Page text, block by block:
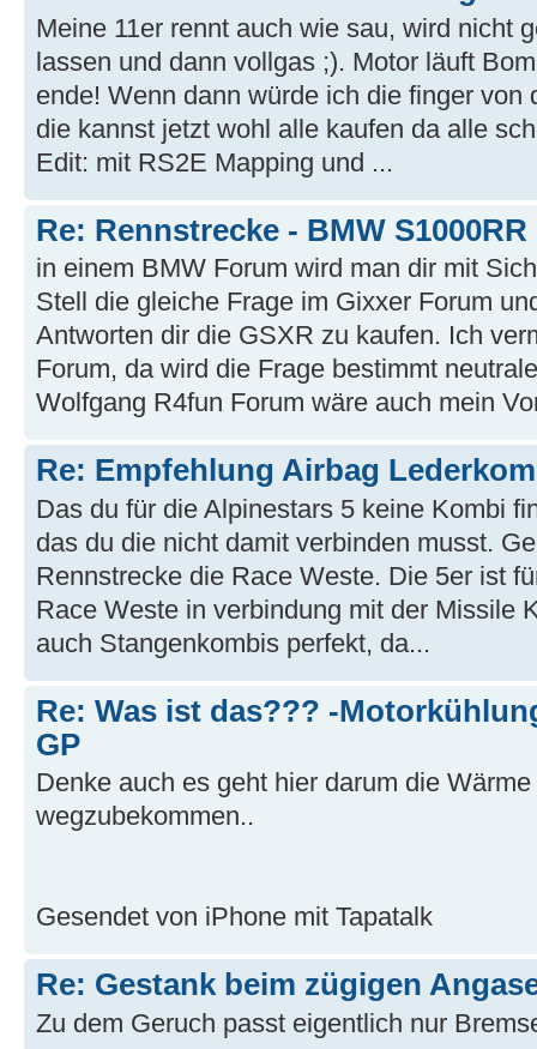
Meine 11er rennt auch wie sau, wird nicht
lassen und dann vollgas ;). Motor läuft
ende! Wenn dann würde ich die finger von
die kannst jetzt wohl alle kaufen da alle
Edit: mit RS2E Mapping und ...
Re: Rennstrecke - BMW
in einem BMW Forum wird man dir mit
Stell die gleiche Frage im Gixxer Forum
Antworten dir die GSXR zu kaufen. Ich
Forum, da wird die Frage bestimmt
Wolfgang R4fun Forum wäre auch mein
Re: Empfehlung Airbag
Das du für die Alpinestars 5 keine Kombi
das du die nicht damit verbinden musst.
Rennstrecke die Race Weste. Die 5er ist
Race Weste in verbindung mit der Missile
auch Stangenkombis perfekt, da...
Re: Was ist das??? -
GP
Denke auch es geht hier darum die Wärme
wegzubekommen..
Gesendet von iPhone mit Tapatalk
Re: Gestank beim zügigen
Zu dem Geruch passt eigentlich nur